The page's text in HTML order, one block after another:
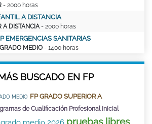
- 2000 horas
A DISTANCIA
A DISTANCIA - 2000 horas
EMERGENCIAS SANITARIAS
MEDIO - 1400 horas
BUSCADO EN FP
MEDIO FP GRADO SUPERIOR A
de Cualificación Profesional Inicial
pruebas libres